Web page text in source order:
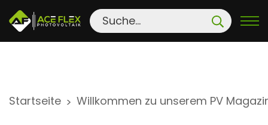
Startseite > Willkommen zu unserem PV